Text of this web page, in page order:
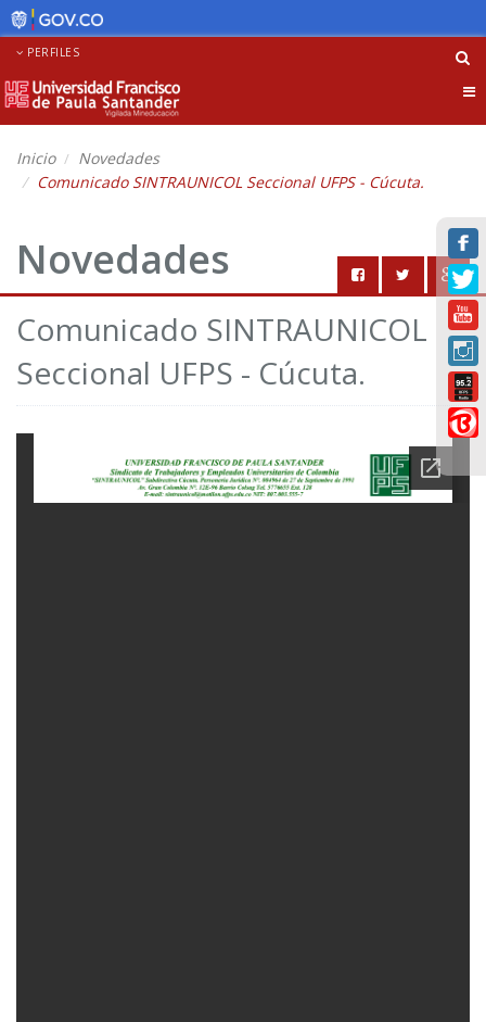
PERFILES
Inicio
Novedades
Comunicado SINTRAUNICOL Seccional UFPS - Cúcuta.
Novedades
Comunicado SINTRAUNICOL
Seccional UFPS - Cúcuta.